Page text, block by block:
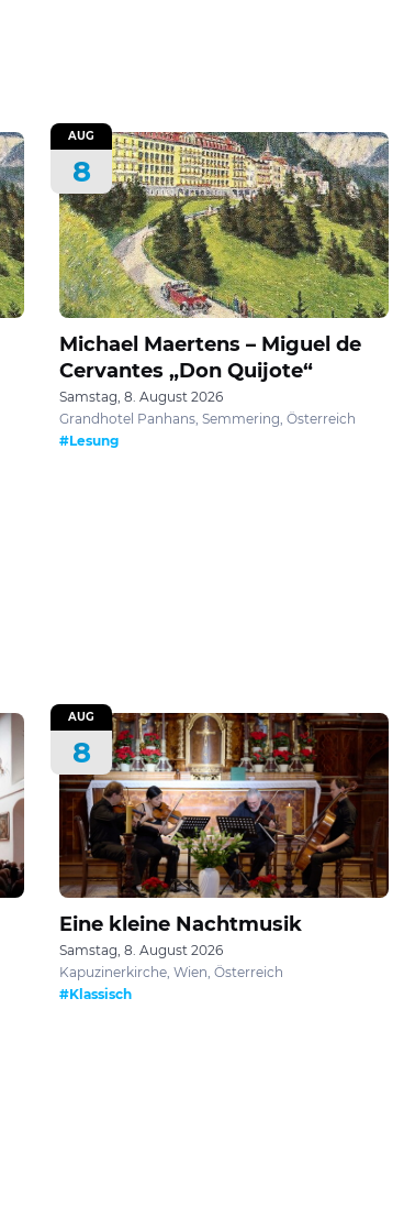
AUG
8
Michael Maertens – Miguel de
Cervantes „Don Quijote“
Samstag, 8. August 2026
Grandhotel Panhans, Semmering, Österreich
#Lesung
AUG
8
Eine kleine Nachtmusik
Samstag, 8. August 2026
Kapuzinerkirche, Wien, Österreich
#Klassisch